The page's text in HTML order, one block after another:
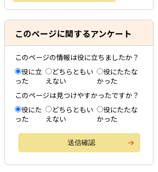
このページに関するアンケート
このページの情報は役に立ちましたか？
役に立
った
どちらともい
えない
役にたたな
かった
このページは見つけやすかったですか？
役にた
った
どちらともい
えない
役にたたな
かった